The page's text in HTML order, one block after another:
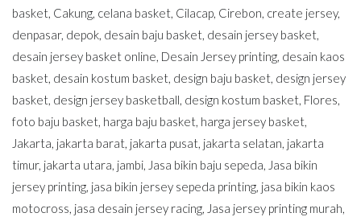
basket, Cakung, celana basket, Cilacap, Cirebon, create jersey,
denpasar, depok, desain baju basket, desain jersey basket,
desain jersey basket online, Desain Jersey printing, desain kaos
basket, desain kostum basket, design baju basket, design jersey
basket, design jersey basketball, design kostum basket, Flores,
foto baju basket, harga baju basket, harga jersey basket,
Jakarta, jakarta barat, jakarta pusat, jakarta selatan, jakarta
timur, jakarta utara, jambi, Jasa bikin baju sepeda, Jasa bikin
jersey printing, jasa bikin jersey sepeda printing, jasa bikin kaos
motocross, jasa desain jersey racing, Jasa jersey printing murah,